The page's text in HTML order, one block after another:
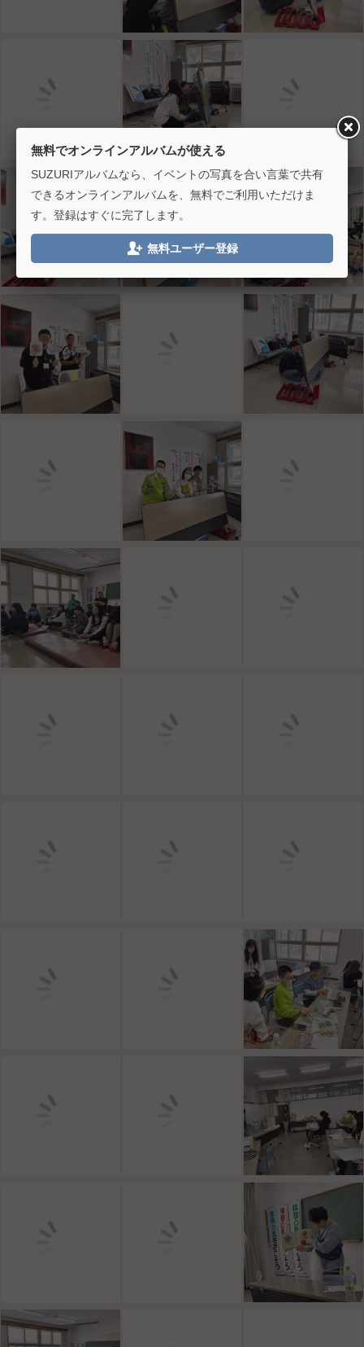
無料でオンラインアルバムが使える
SUZURIアルバムなら、イベントの写真を合い言葉で共有
できるオンラインアルバムを、無料でご利用いただけま
す。登録はすぐに完了します。
 無料ユーザー登録